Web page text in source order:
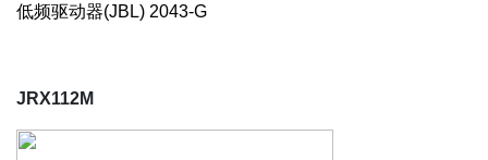
低频驱动器(JBL) 2043-G
JRX112M